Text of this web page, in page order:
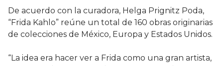
De acuerdo con la curadora, Helga Prignitz Poda,
“Frida Kahlo” reúne un total de 160 obras originarias
de colecciones de México, Europa y Estados Unidos.
“La idea era hacer ver a Frida como una gran artista,